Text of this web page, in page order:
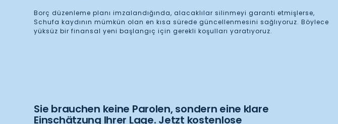
Borç düzenleme planı imzalandığında, alacaklılar silinmeyi garanti etmişlerse,
Schufa kaydının mümkün olan en kısa sürede güncellenmesini sağlıyoruz. Böylece
yüksüz bir finansal yeni başlangıç için gerekli koşulları yaratıyoruz.
Sie brauchen keine Parolen, sondern eine klare
Einschätzung Ihrer Lage. Jetzt kostenlose